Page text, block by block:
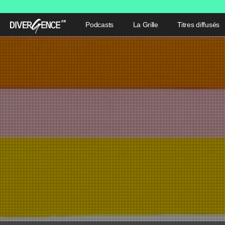
Podcasts La Grille Titres diffusés